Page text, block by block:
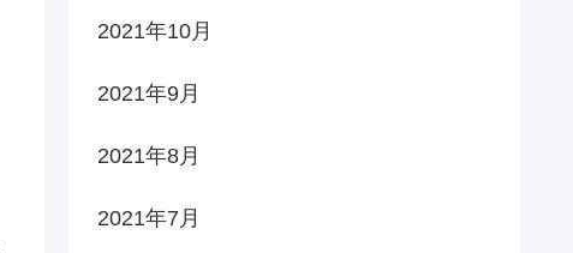
2021年10月
2021年9月
2021年8月
2021年7月